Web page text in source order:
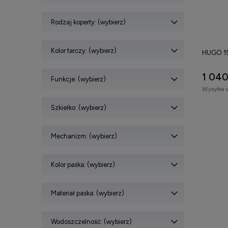
Rodzaj koperty: (wybierz)
Kolor tarczy: (wybierz)
Funkcje: (wybierz)
Szkiełko: (wybierz)
Mechanizm: (wybierz)
Kolor paska: (wybierz)
Materiał paska: (wybierz)
Wodoszczelność: (wybierz)
taki
HUGO
1
Wysyłka